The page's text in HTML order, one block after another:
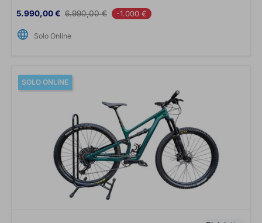
Prezzo
5.990,00 € Prezzo base
6.990,00 € -1.000 €
language Solo Online
SOLO ONLINE